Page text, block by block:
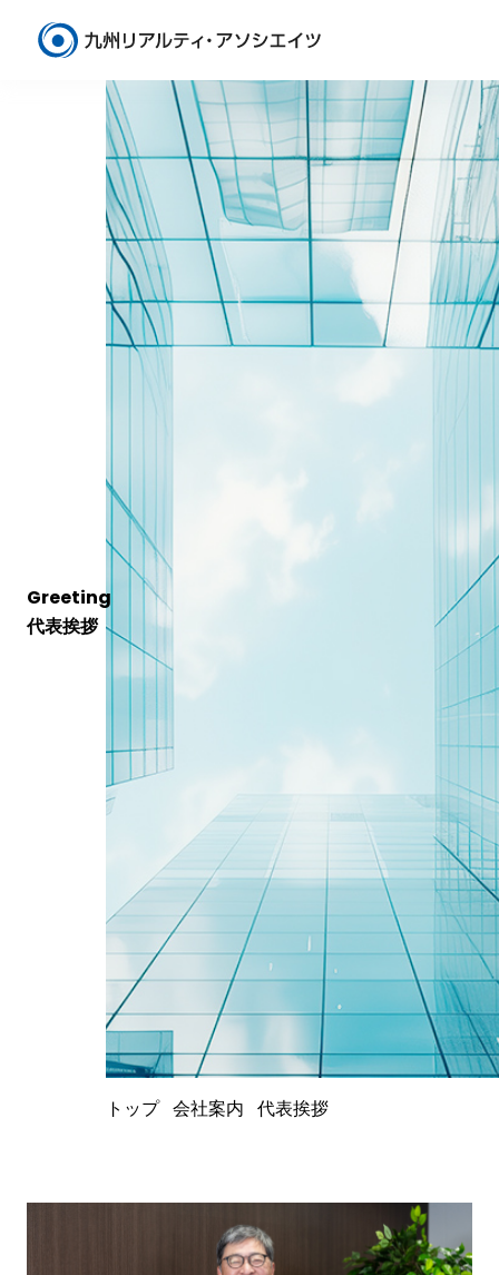
Greeting
代表挨拶
トップ 会社案内 代表挨拶